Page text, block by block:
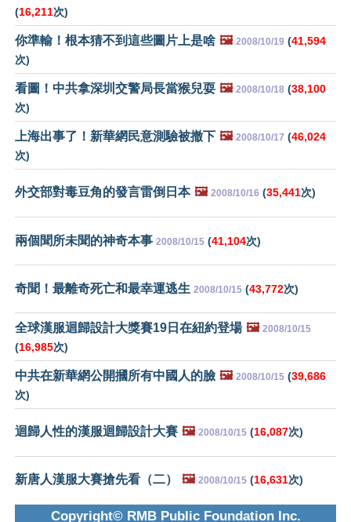
(16,211次)
你準輸！根本猜不到這些圖片上是啥 🖼️ 2008/10/19 (41,594
次)
看圖！中共拿深圳交警局長當猴兒耍 🖼️ 2008/10/18 (38,100
次)
上海出事了！新華網民意測驗被撤下 🖼️ 2008/10/17 (46,024
次)
外交部對毒豆角的發言雷倒日本 🖼️ 2008/10/16 (35,441次)
兩個聞所未聞的神奇本事 2008/10/15 (41,104次)
奇聞！最離奇死亡和最幸運逃生 2008/10/15 (43,772次)
全球漢服迴歸設計大獎賽19日在紐約登場 🖼️ 2008/10/15
(16,985次)
中共在新華網公開摑所有中國人的臉 🖼️ 2008/10/15 (39,686
次)
迴歸人性的漢服迴歸設計大賽 🖼️ 2008/10/15 (16,087次)
新唐人漢服大賽搶先看（二） 🖼️ 2008/10/15 (16,631次)
Copyright© RMB Public Foundation Inc.